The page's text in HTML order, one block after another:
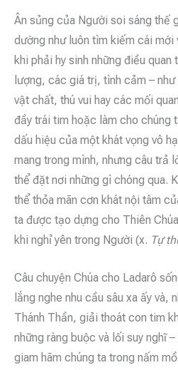
Ân sủng của Người soi sáng thế
dường như luôn tìm kiếm cái mới
khi phải hy sinh những điều quan
lượng, các giá trị, tình cảm –
vật chất, thú vui hay các mối
đầy trái tim hoặc làm cho chúng
dấu hiệu của một khát vọng vô
mang trong mình, nhưng câu trả
thể đặt nơi những gì chóng qua.
thể thỏa mãn cơn khát nội tâm
ta được tạo dựng cho Thiên
khi nghỉ yên trong Người (x. Tự
Câu chuyện Chúa cho Ladarô
lắng nghe nhu cầu sâu xa ấy và,
Thánh Thần, giải thoát con tim
những ràng buộc và lối suy nghĩ
giam hãm chúng ta trong nấm